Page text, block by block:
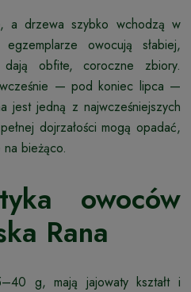
a drzewa szybko wchodzą w
owocują słabiej,
dają obfite, coroczne zbiory.
— pod koniec lipca —
jest jedną z najwcześniejszych
dojrzałości mogą opadać,
bieżąco.
owoców
Rana
g, mają jajowaty kształt i